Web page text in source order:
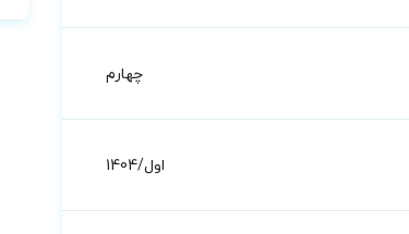
چهارم
اول/1404